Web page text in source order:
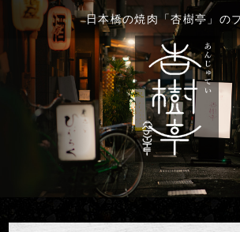
日本橋の焼肉「杏樹亭」の